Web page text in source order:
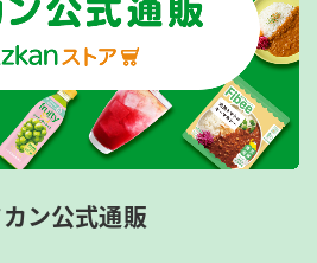
ン公式通販